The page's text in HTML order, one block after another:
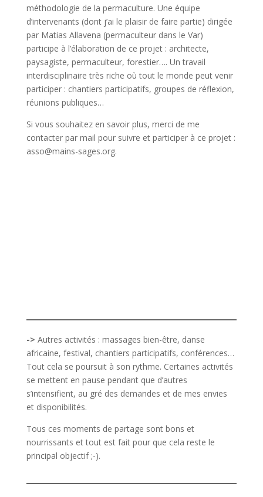
méthodologie de la permaculture. Une équipe
d’intervenants (dont j’ai le plaisir de faire partie) dirigée
par Matias Allavena (permaculteur dans le Var)
participe à l’élaboration de ce projet : architecte,
paysagiste, permaculteur, forestier…. Un travail
interdisciplinaire très riche où tout le monde peut venir
participer : chantiers participatifs, groupes de réflexion,
réunions publiques…
Si vous souhaitez en savoir plus, merci de me
contacter par mail pour suivre et participer à ce projet :
asso@mains-sages.org.
-> Autres activités : massages bien-être, danse
africaine, festival, chantiers participatifs, conférences…
Tout cela se poursuit à son rythme. Certaines activités
se mettent en pause pendant que d’autres
s’intensifient, au gré des demandes et de mes envies
et disponibilités.
Tous ces moments de partage sont bons et
nourrissants et tout est fait pour que cela reste le
principal objectif ;-).